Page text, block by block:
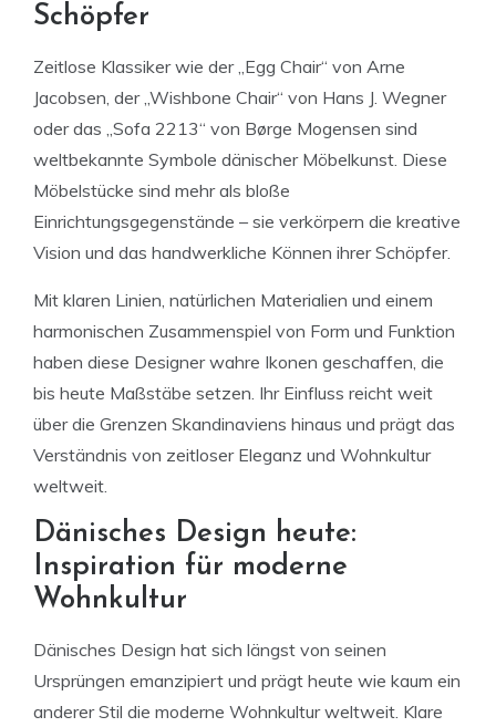
Schöpfer
Zeitlose Klassiker wie der „Egg Chair“ von Arne
Jacobsen, der „Wishbone Chair“ von Hans J. Wegner
oder das „Sofa 2213“ von Børge Mogensen sind
weltbekannte Symbole dänischer Möbelkunst. Diese
Möbelstücke sind mehr als bloße
Einrichtungsgegenstände – sie verkörpern die kreative
Vision und das handwerkliche Können ihrer Schöpfer.
Mit klaren Linien, natürlichen Materialien und einem
harmonischen Zusammenspiel von Form und Funktion
haben diese Designer wahre Ikonen geschaffen, die
bis heute Maßstäbe setzen. Ihr Einfluss reicht weit
über die Grenzen Skandinaviens hinaus und prägt das
Verständnis von zeitloser Eleganz und Wohnkultur
weltweit.
Dänisches Design heute:
Inspiration für moderne
Wohnkultur
Dänisches Design hat sich längst von seinen
Ursprüngen emanzipiert und prägt heute wie kaum ein
anderer Stil die moderne Wohnkultur weltweit. Klare